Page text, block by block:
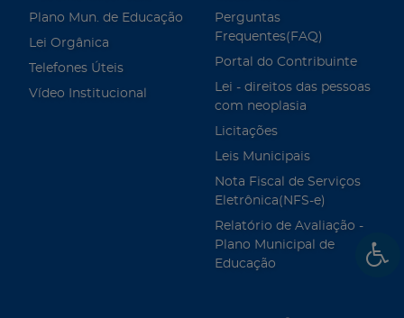
Plano Mun. de Educação
Lei Orgânica
Telefones Úteis
Vídeo Institucional
Perguntas
Frequentes(FAQ)
Portal do Contribuinte
Lei - direitos das pessoas
com neoplasia
Licitações
Leis Municipais
Nota Fiscal de Serviços
Eletrônica(NFS-e)
Relatório de Avaliação -
Plano Municipal de
Educação